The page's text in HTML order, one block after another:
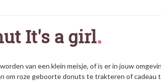
It's a girl
van een klein meisje, of is er in jouw
om roze geboorte donuts te trakteren of cadeau